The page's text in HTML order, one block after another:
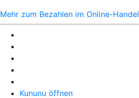
Mehr zum Bezahlen im Online-Handel
Kununu öffnen